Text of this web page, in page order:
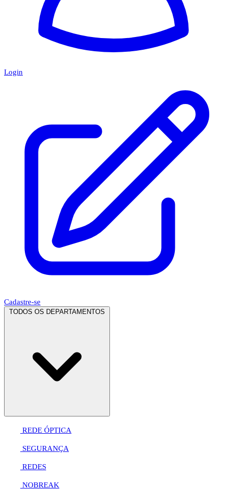
Login
Cadastre-se
TODOS OS DEPARTAMENTOS
REDE ÓPTICA
SEGURANÇA
REDES
NOBREAK